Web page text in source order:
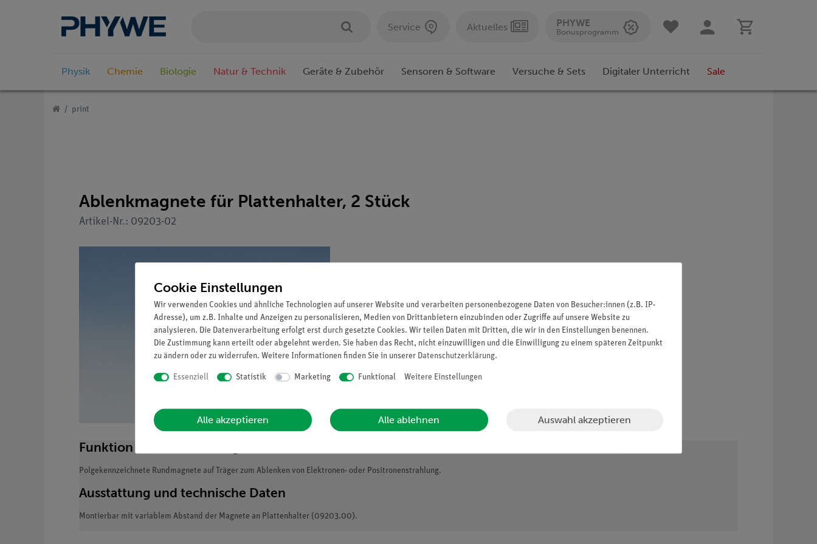
Service Aktuelles PHYWE
Bonusprogramm
Physik Chemie Biologie Natur & Technik Geräte & Zubehör Sensoren & Software Versuche & Sets Digitaler Unterricht Sale
print
Ablenkmagnete für Plattenhalter, 2 Stück
Artikel-Nr.: 09203-02
Funktion und Verwendung
Polgekennzeichnete Rundmagnete auf Träger zum Ablenken von Elektronen- oder Positronenstrahlung.
Ausstattung und technische Daten
Montierbar mit variablem Abstand der Magnete an Plattenhalter (09203.00).
Cookie Einstellungen
Wir verwenden Cookies und ähnliche Technologien auf unserer Website und verarbeiten personenbezogene Daten von Besucher:innen (z.B. IP-
Adresse), um z.B. Inhalte und Anzeigen zu personalisieren, Medien von Drittanbietern einzubinden oder Zugriffe auf unsere Website zu
analysieren. Die Datenverarbeitung erfolgt erst durch gesetzte Cookies. Wir teilen Daten mit Dritten, die wir in den Einstellungen benennen.
Die Zustimmung kann erteilt oder abgelehnt werden. Sie haben das Recht, nicht einzuwilligen und die Einwilligung zu einem späteren Zeitpunkt
zu ändern oder zu widerrufen. Weitere Informationen finden Sie in unserer Daten­schutz­erklärung.
Essenziell Statistik Marketing Funktional Weitere Einstellungen
Alle akzeptieren Alle ablehnen Auswahl akzeptieren